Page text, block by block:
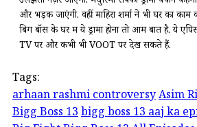
और भड़क जाएंगी. वहीं माहिरा शर्मा ने भी घर का काम
बिग बॉस के घर में ये ड्रामा होना तो आम बात है. ये
TV पर और कभी भी VOOT पर देख सकते हैं.
Tags:
arhaan rashmi controversyAsim
Bigg Boss 13bigg boss 13 aaj ka